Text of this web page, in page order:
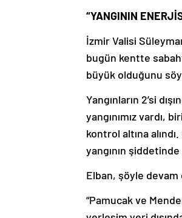
“YANGININ
İzmir Valisi
bugün kentte
büyük olduğunu
Yangınların 2’si
yangınımız vardı,
kontrol altına
yangının
Elban, şöyle
“Pamucak ve